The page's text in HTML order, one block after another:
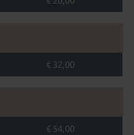
€ 32,00
€ 54,00